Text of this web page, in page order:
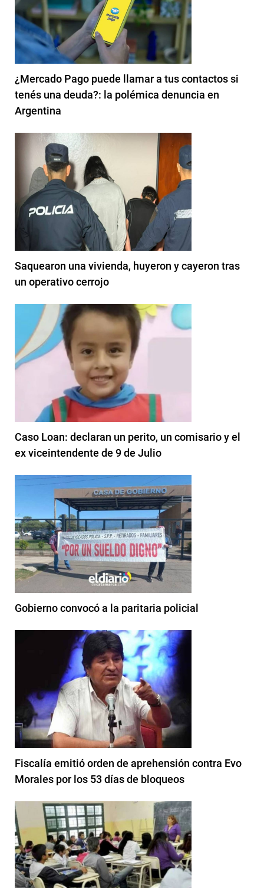
¿Mercado Pago puede llamar a tus contactos si
tenés una deuda?: la polémica denuncia en
Argentina
Saquearon una vivienda, huyeron y cayeron tras
un operativo cerrojo
Caso Loan: declaran un perito, un comisario y el
ex viceintendente de 9 de Julio
Gobierno convocó a la paritaria policial
Fiscalía emitió orden de aprehensión contra Evo
Morales por los 53 días de bloqueos